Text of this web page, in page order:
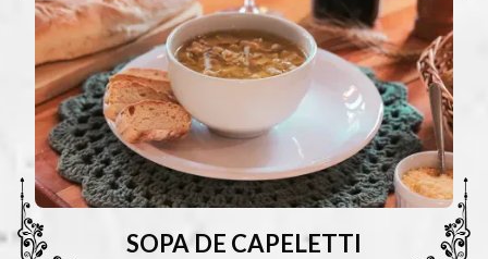
SOPA DE CAPELETTI